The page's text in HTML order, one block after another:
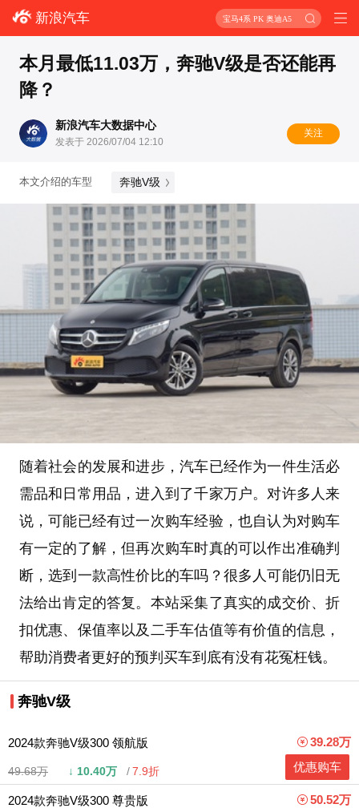
新浪汽车 宝马4系 PK 奥迪A5
本月最低11.03万，奔驰V级是否还能再
降？
新浪汽车大数据中心
发表于 2026/07/04 12:10
关注
本文介绍的车型 奔驰V级
随着社会的发展和进步，汽车已经作为一件生活必
需品和日常用品，进入到了千家万户。对许多人来
说，可能已经有过一次购车经验，也自认为对购车
有一定的了解，但再次购车时真的可以作出准确判
断，选到一款高性价比的车吗？很多人可能仍旧无
法给出肯定的答复。本站采集了真实的成交价、折
扣优惠、保值率以及二手车估值等有价值的信息，
帮助消费者更好的预判买车到底有没有花冤枉钱。
奔驰V级
2024款奔驰V级300 领航版
49.68万 ↓ 10.40万 7.9折
39.28万
优惠购车
2024款奔驰V级300 尊贵版
50.52万